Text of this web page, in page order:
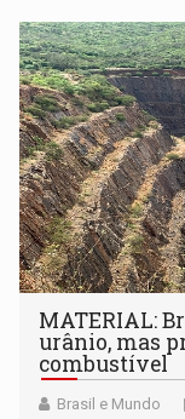
submissão de
setembro
MATERIAL:
urânio, mas
combustível
Brasil e Mundo